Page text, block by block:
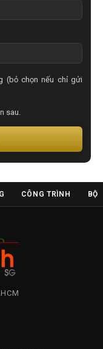
(bỏ chọn nếu chỉ gửi
sau.
CÔNG TRÌNH BỘ